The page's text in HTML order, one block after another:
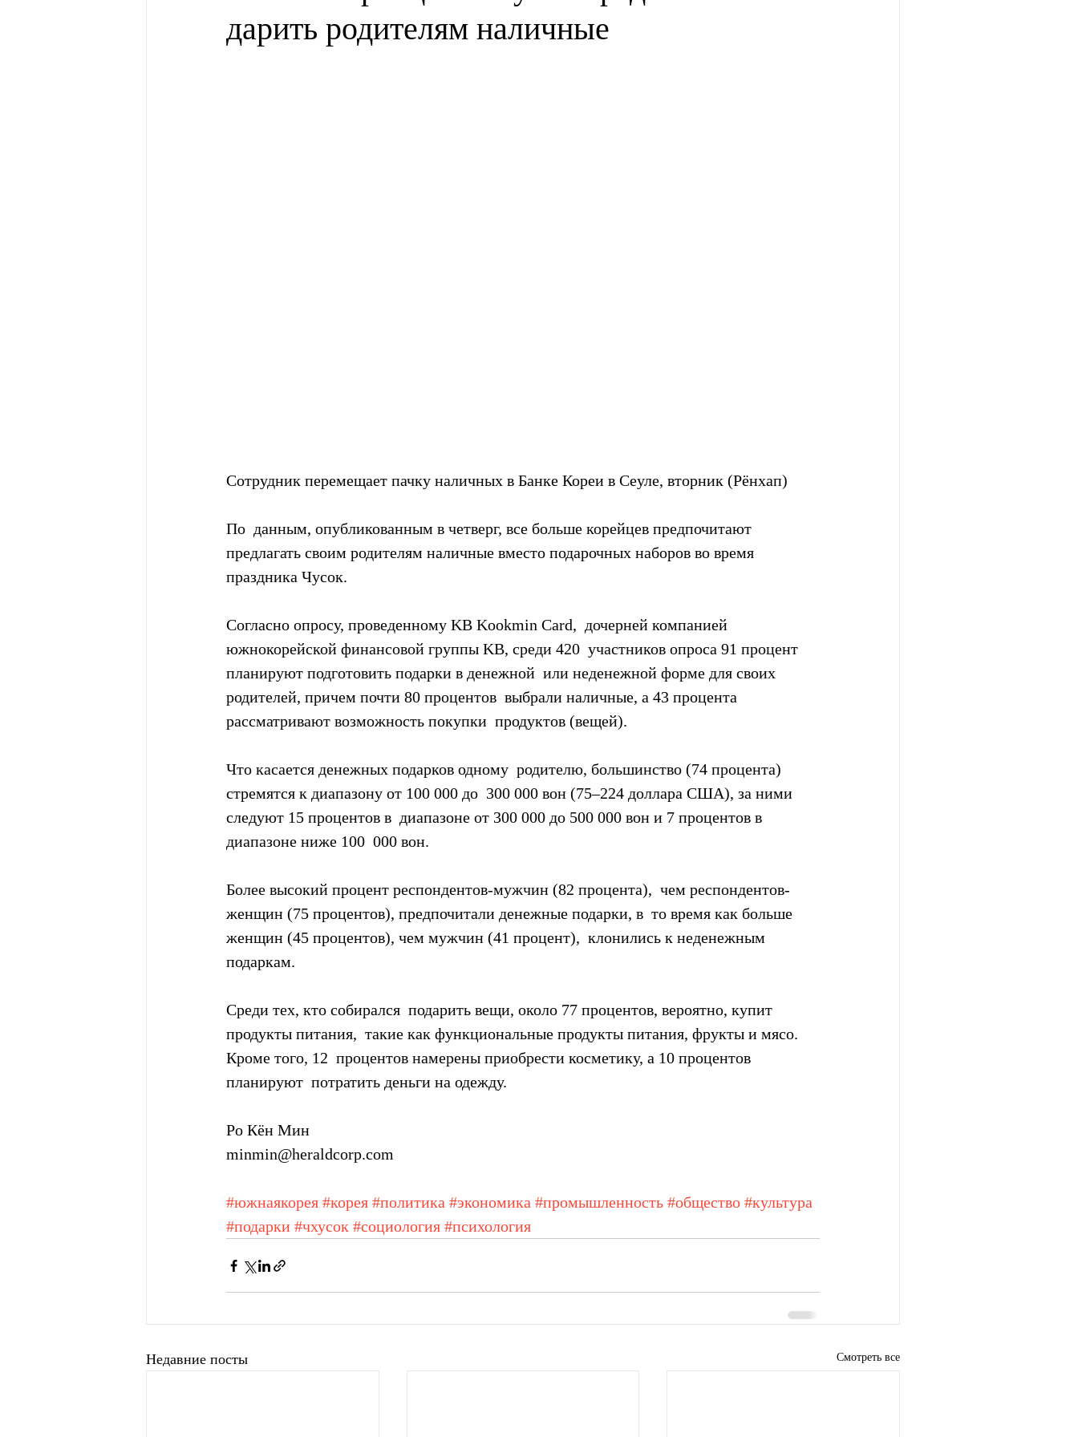
дарить родителям наличные
Сотрудник перемещает пачку наличных в Банке Кореи в Сеуле, вторник (Рёнхап)
По  данным, опубликованным в четверг, все больше корейцев предпочитают
предлагать своим родителям наличные вместо подарочных наборов во время
праздника Чусок.
Согласно опросу, проведенному KB Kookmin Card,  дочерней компанией
южнокорейской финансовой группы KB, среди 420  участников опроса 91 процент
планируют подготовить подарки в денежной  или неденежной форме для своих
родителей, причем почти 80 процентов  выбрали наличные, а 43 процента
рассматривают возможность покупки  продуктов (вещей).
Что касается денежных подарков одному  родителю, большинство (74 процента)
стремятся к диапазону от 100 000 до  300 000 вон (75–224 доллара США), за ними
следуют 15 процентов в  диапазоне от 300 000 до 500 000 вон и 7 процентов в
диапазоне ниже 100  000 вон.
Более высокий процент респондентов-мужчин (82 процента),  чем респондентов-
женщин (75 процентов), предпочитали денежные подарки, в  то время как больше
женщин (45 процентов), чем мужчин (41 процент),  клонились к неденежным
подаркам.
Среди тех, кто собирался  подарить вещи, около 77 процентов, вероятно, купит
продукты питания,  такие как функциональные продукты питания, фрукты и мясо.
Кроме того, 12  процентов намерены приобрести косметику, а 10 процентов
планируют  потратить деньги на одежду.
Ро Кён Мин
minmin@heraldcorp.com
#южнаякорея #корея #политика #экономика #промышленность #общество #культура
#подарки #чхусок #социология #психология
Недавние посты Смотреть все